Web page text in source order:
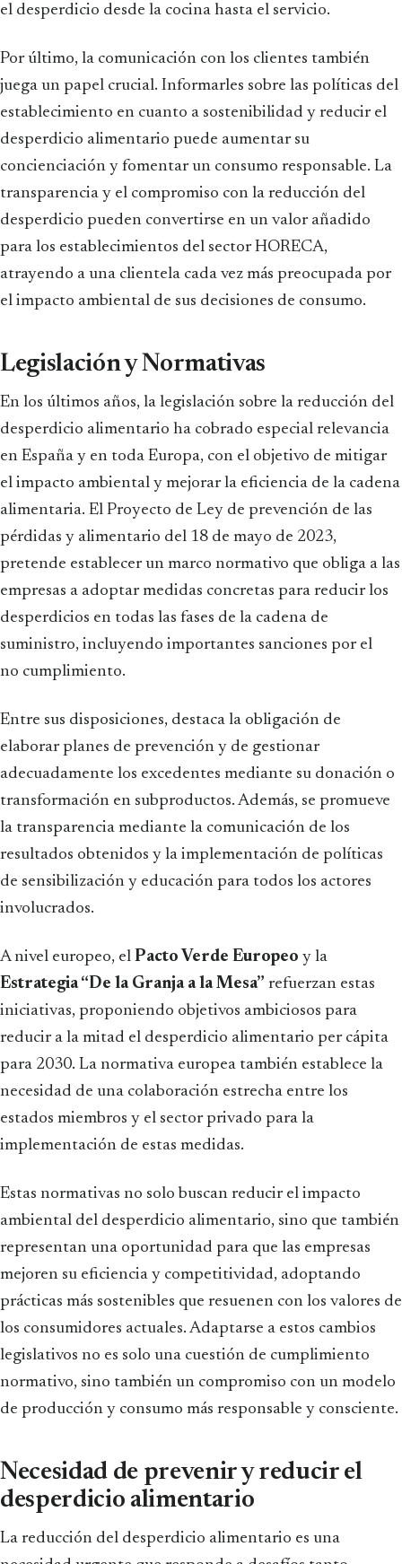
el desperdicio desde la cocina hasta el servicio.
Por último, la comunicación con los clientes también
juega un papel crucial. Informarles sobre las políticas del
establecimiento en cuanto a sostenibilidad y reducir el
desperdicio alimentario puede aumentar su
concienciación y fomentar un consumo responsable. La
transparencia y el compromiso con la reducción del
desperdicio pueden convertirse en un valor añadido
para los establecimientos del sector HORECA,
atrayendo a una clientela cada vez más preocupada por
el impacto ambiental de sus decisiones de consumo.
Legislación y Normativas
En los últimos años, la legislación sobre la reducción del
desperdicio alimentario ha cobrado especial relevancia
en España y en toda Europa, con el objetivo de mitigar
el impacto ambiental y mejorar la eficiencia de la cadena
alimentaria. El Proyecto de Ley de prevención de las
pérdidas y alimentario del 18 de mayo de 2023,
pretende establecer un marco normativo que obliga a las
empresas a adoptar medidas concretas para reducir los
desperdicios en todas las fases de la cadena de
suministro, incluyendo importantes sanciones por el
no cumplimiento.
Entre sus disposiciones, destaca la obligación de
elaborar planes de prevención y de gestionar
adecuadamente los excedentes mediante su donación o
transformación en subproductos. Además, se promueve
la transparencia mediante la comunicación de los
resultados obtenidos y la implementación de políticas
de sensibilización y educación para todos los actores
involucrados.
A nivel europeo, el Pacto Verde Europeo y la
Estrategia “De la Granja a la Mesa” refuerzan estas
iniciativas, proponiendo objetivos ambiciosos para
reducir a la mitad el desperdicio alimentario per cápita
para 2030. La normativa europea también establece la
necesidad de una colaboración estrecha entre los
estados miembros y el sector privado para la
implementación de estas medidas.
Estas normativas no solo buscan reducir el impacto
ambiental del desperdicio alimentario, sino que también
representan una oportunidad para que las empresas
mejoren su eficiencia y competitividad, adoptando
prácticas más sostenibles que resuenen con los valores de
los consumidores actuales. Adaptarse a estos cambios
legislativos no es solo una cuestión de cumplimiento
normativo, sino también un compromiso con un modelo
de producción y consumo más responsable y consciente.
Necesidad de prevenir y reducir el
desperdicio alimentario
La reducción del desperdicio alimentario es una